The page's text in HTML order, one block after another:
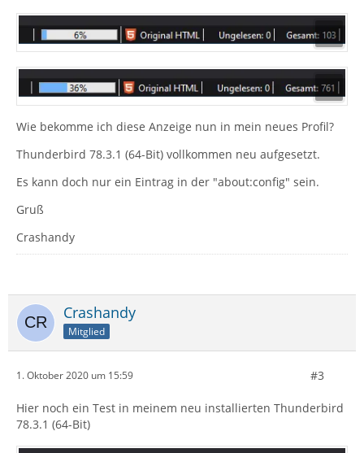
Wie bekomme ich diese Anzeige nun in mein neues Profil?
Thunderbird 78.3.1 (64-Bit) vollkommen neu aufgesetzt.
Es kann doch nur ein Eintrag in der "about:config" sein.
Gruß
Crashandy
Crashandy
Mitglied
1. Oktober 2020 um 15:59 #3
Hier noch ein Test in meinem neu installierten Thunderbird
78.3.1 (64-Bit)